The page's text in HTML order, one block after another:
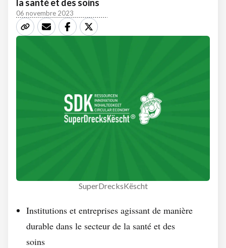
la santé et des soins
06 novembre 2023
SuperDrecksKëscht
Institutions et entreprises agissant de manière
durable dans le secteur de la santé et des
soins